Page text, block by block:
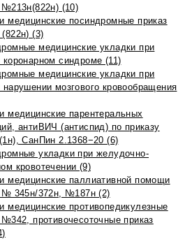
№213н(822н) (10)
медицинские посиндромные приказ
(3)
медицинские укладки при
коронарном синдроме (11)
медицинские укладки при
нарушении мозгового кровообращения
медицинские парентеральных
антиВИЧ (антиспид) по приказу
СанПин 2.1368−20 (6)
укладки при желудочно-
кровотечении (9)
медицинские паллиативной помощи
№ 345н/372н, №187н (2)
медицинские противопедикулезные
№342, противочесоточные приказ